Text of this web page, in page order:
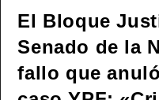
El Bloque
Senado de la
fallo que